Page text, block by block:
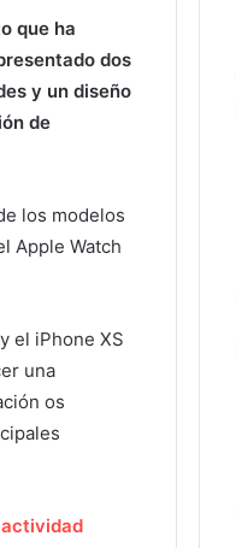
que ha
dos
y un diseño
de
los modelos
Apple Watch
el iPhone XS
una
os